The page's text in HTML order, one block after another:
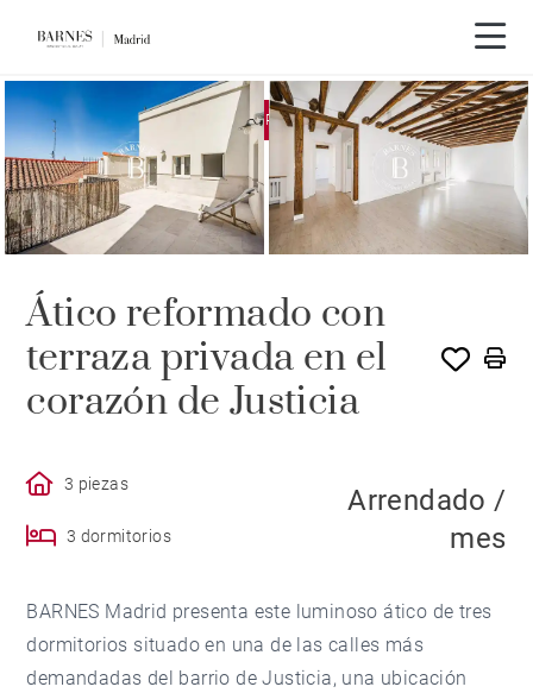
EXCLUSIVIDAD ALQUILADO POR BARNES
Ático reformado con
terraza privada en el
corazón de Justicia
3 piezas
3 dormitorios
Arrendado /
mes
BARNES Madrid presenta este luminoso ático de tres
dormitorios situado en una de las calles más
demandadas del barrio de Justicia, una ubicación